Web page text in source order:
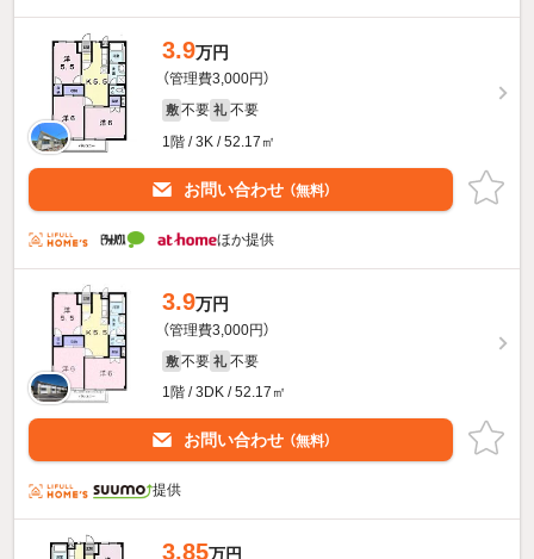
3.9万円
（管理費3,000円）
敷 不要 礼 不要
1階 / 3K / 52.17㎡
お問い合わせ （無料）
ほか提供
3.9万円
（管理費3,000円）
敷 不要 礼 不要
1階 / 3DK / 52.17㎡
お問い合わせ （無料）
提供
3.85万円